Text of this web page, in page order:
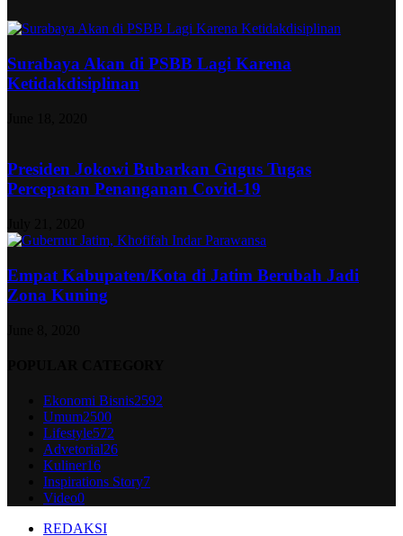
Surabaya Akan di PSBB Lagi Karena
Ketidakdisiplinan
Presiden Jokowi Bubarkan Gugus Tugas
Percepatan Penanganan Covid-19
Empat Kabupaten/Kota di Jatim Berubah Jadi
Zona Kuning
Ekonomi Bisnis2592
Umum2500
Lifestyle572
Advetorial26
Kuliner16
Inspirations Story7
Video0
REDAKSI